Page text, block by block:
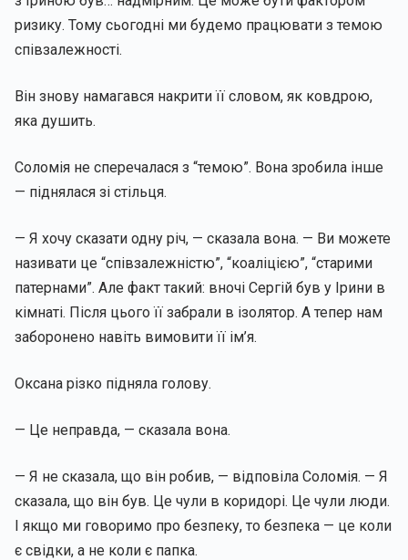
ризику. Тому сьогодні ми будемо працювати з темою
співзалежності.
Він знову намагався накрити її словом, як ковдрою,
яка душить.
Соломія не сперечалася з “темою”. Вона зробила інше
— піднялася зі стільця.
— Я хочу сказати одну річ, — сказала вона. — Ви можете
називати це “співзалежністю”, “коаліцією”, “старими
патернами”. Але факт такий: вночі Сергій був у Ірини в
кімнаті. Після цього її забрали в ізолятор. А тепер нам
заборонено навіть вимовити її ім’я.
Оксана різко підняла голову.
— Це неправда, — сказала вона.
— Я не сказала, що він робив, — відповіла Соломія. — Я
сказала, що він був. Це чули в коридорі. Це чули люди.
І якщо ми говоримо про безпеку, то безпека — це коли
є свідки, а не коли є папка.